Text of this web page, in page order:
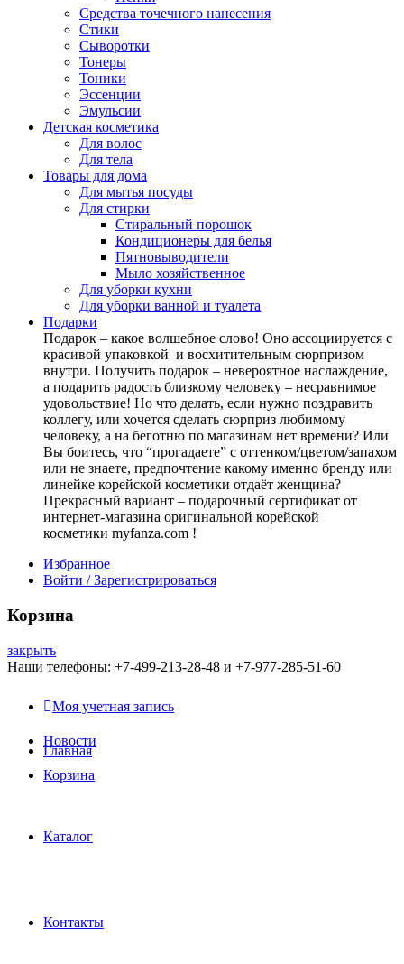
Средства точечного нанесения
Стики
Сыворотки
Тонеры
Тоники
Эссенции
Эмульсии
Детская косметика
Для волос
Для тела
Товары для дома
Для мытья посуды
Для стирки
Стиральный порошок
Кондиционеры для белья
Пятновыводители
Мыло хозяйственное
Для уборки кухни
Для уборки ванной и туалета
Подарки
Подарок – какое волшебное слово! Оно ассоциируется с
красивой упаковкой и восхитительным сюрпризом
внутри. Получить подарок – невероятное наслаждение,
а подарить радость близкому человеку – несравнимое
удовольствие! Но что делать, если нужно поздравить
коллегу, или хочется сделать сюрприз любимому
человеку, а на беготню по магазинам нет времени? Или
Вы боитесь, что “прогадаете” с оттенком/цветом/запахом
или не знаете, предпочтение какому именно бренду или
линейке корейской косметики отдаёт женщина?
Прекрасный вариант – подарочный сертификат от
интернет-магазина оригинальной корейской
косметики myfanza.com !
Избранное
Войти / Зарегистрироваться
Корзина
закрыть
Наши телефоны: +7-499-213-28-48 и +7-977-285-51-60
Моя учетная запись
Новости
Корзина
Главная
Каталог
Контакты